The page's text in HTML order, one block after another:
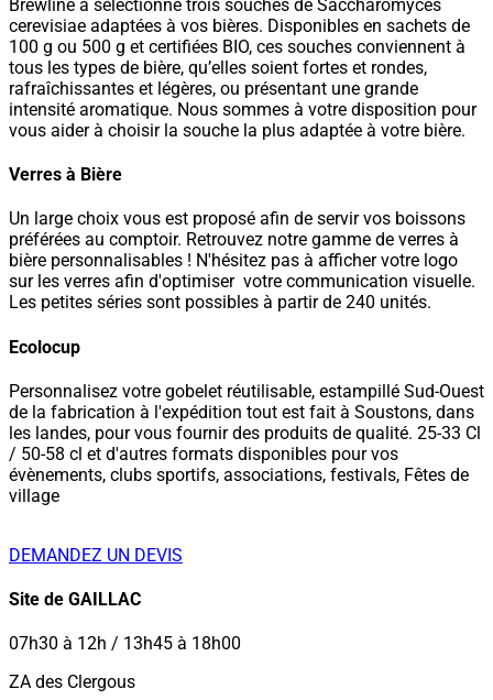
Brewline a sélectionné trois souches de Saccharomyces
cerevisiae adaptées à vos bières. Disponibles en sachets de
100 g ou 500 g et certifiées BIO, ces souches conviennent à
tous les types de bière, qu’elles soient fortes et rondes,
rafraîchissantes et légères, ou présentant une grande
intensité aromatique. Nous sommes à votre disposition pour
vous aider à choisir la souche la plus adaptée à votre bière.
Verres à Bière
Un large choix vous est proposé afin de servir vos boissons
préférées au comptoir. Retrouvez notre gamme de verres à
bière personnalisables ! N'hésitez pas à afficher votre logo
sur les verres afin d'optimiser votre communication visuelle.
Les petites séries sont possibles à partir de 240 unités.
Ecolocup
Personnalisez votre gobelet réutilisable, estampillé Sud-Ouest
de la fabrication à l'expédition tout est fait à Soustons, dans
les landes, pour vous fournir des produits de qualité. 25-33 Cl
/ 50-58 cl et d'autres formats disponibles pour vos
évènements, clubs sportifs, associations, festivals, Fêtes de
village
DEMANDEZ UN DEVIS
Site de GAILLAC
07h30 à 12h / 13h45 à 18h00
ZA des Clergous